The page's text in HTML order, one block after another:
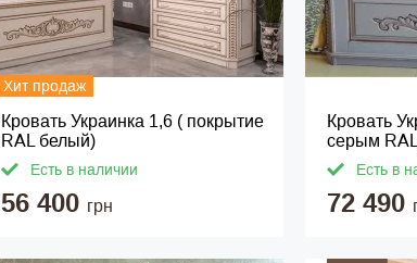
Хит продаж
Кровать Украинка 1,6 ( покрытие
RAL белый)
Есть в наличии
56 400 грн
Кровать
серым
Есть в
72 490